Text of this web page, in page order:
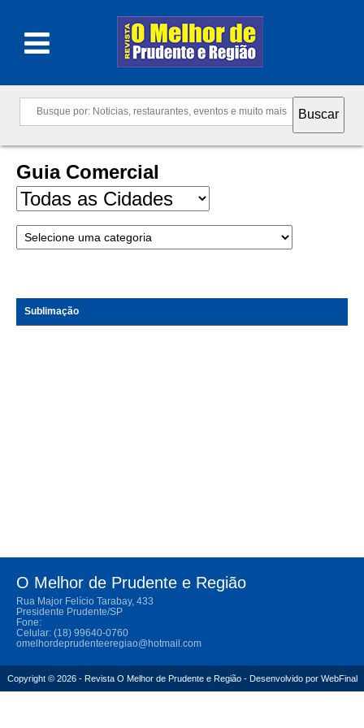
Guia Comercial
Sublimação
O Melhor de Prudente e Região
Rua Major Felício Tarabay, 433
Presidente Prudente/SP
Fone:
Celular: (18) 99640-0760
omelhordeprudenteeregiao@hotmail.com
Copyright © 2026 - Revista O Melhor de Prudente e Região - Desenvolvido por WebFinal